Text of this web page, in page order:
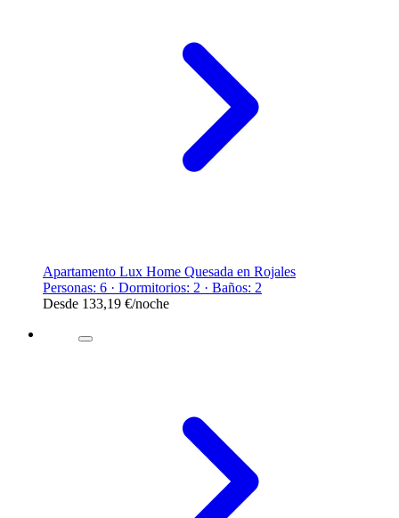
Apartamento Lux Home Quesada en Rojales
Personas: 6 · Dormitorios: 2 · Baños: 2
Desde 133,19 €/noche